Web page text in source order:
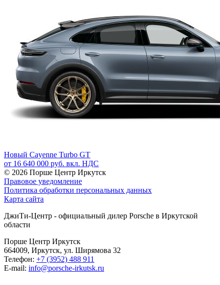
Новый Cayenne Turbo GT
от 16 640 000 руб. вкл. НДС
© 2026 Порше Центр Иркутск
Правовое уведомление
Политика обработки персональных данных
Карта сайта
ДжиТи-Центр - официальный дилер Porsche в Иркутской
области
Порше Центр Иркутск
664009, Иркутск, ул. Ширямова 32
Телефон: +7 (3952) 488 911
E-mail: info@porsche-irkutsk.ru